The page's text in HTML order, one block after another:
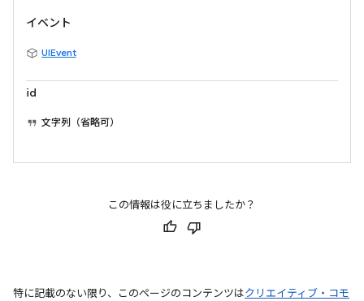
イベント
UIEvent
id
文字列（省略可）
この情報は役に立ちましたか？
特に記載のない限り、このページのコンテンツはクリエイティブ・コモ